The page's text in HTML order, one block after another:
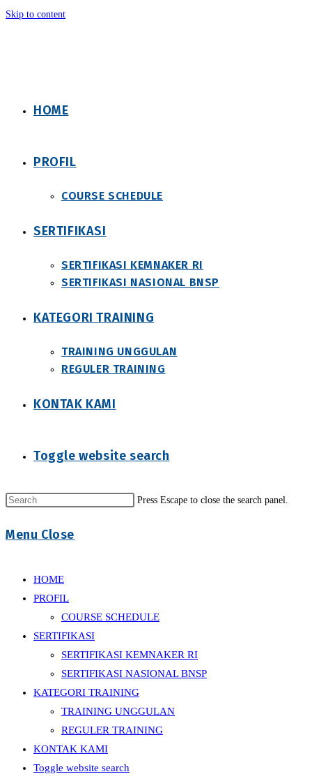
Skip to content
HOME
PROFIL
COURSE SCHEDULE
SERTIFIKASI
SERTIFIKASI KEMNAKER RI
SERTIFIKASI NASIONAL BNSP
KATEGORI TRAINING
TRAINING UNGGULAN
REGULER TRAINING
KONTAK KAMI
Toggle website search
Press Escape to close the search panel.
Menu Close
HOME
PROFIL
COURSE SCHEDULE
SERTIFIKASI
SERTIFIKASI KEMNAKER RI
SERTIFIKASI NASIONAL BNSP
KATEGORI TRAINING
TRAINING UNGGULAN
REGULER TRAINING
KONTAK KAMI
Toggle website search